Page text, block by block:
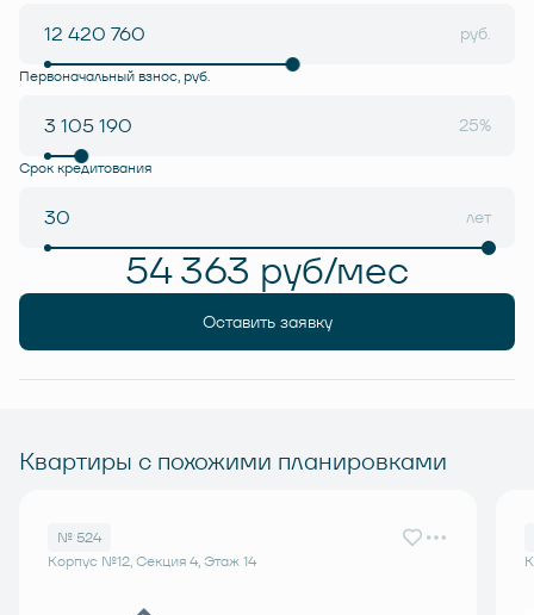
руб.
Первоначальный взнос, руб.
25%
Срок кредитования
лет
54 363 руб/мес
Оставить заявку
Квартиры с похожими планировками
№ 524
Корпус №12, Секция 4, Этаж 14